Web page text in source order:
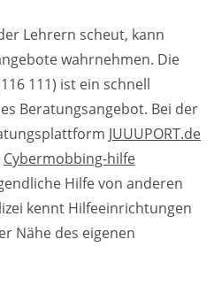
Lehrern scheut, kann
wahrnehmen. Die
111) ist ein schnell
Beratungsangebot. Bei der
JUUUPORT.de
Cybermobbing-hilfe
Hilfe von anderen
kennt Hilfeeinrichtungen
Nähe des eigenen